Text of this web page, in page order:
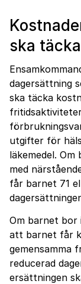
ska täcka
dagersättning
ska täcka
utgifter för
läkemedel.
med
får barnet 71
Om barnet bor
att barnet får
gemensamma
reducerad
ersättningen